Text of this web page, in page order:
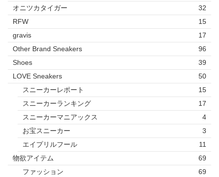
オニツカタイガー
32
RFW
15
gravis
17
Other Brand Sneakers
96
Shoes
39
LOVE Sneakers
50
スニーカーレポート
15
スニーカーランキング
17
スニーカーマニアックス
4
お宝スニーカー
3
エイプリルフール
11
物欲アイテム
69
ファッション
69